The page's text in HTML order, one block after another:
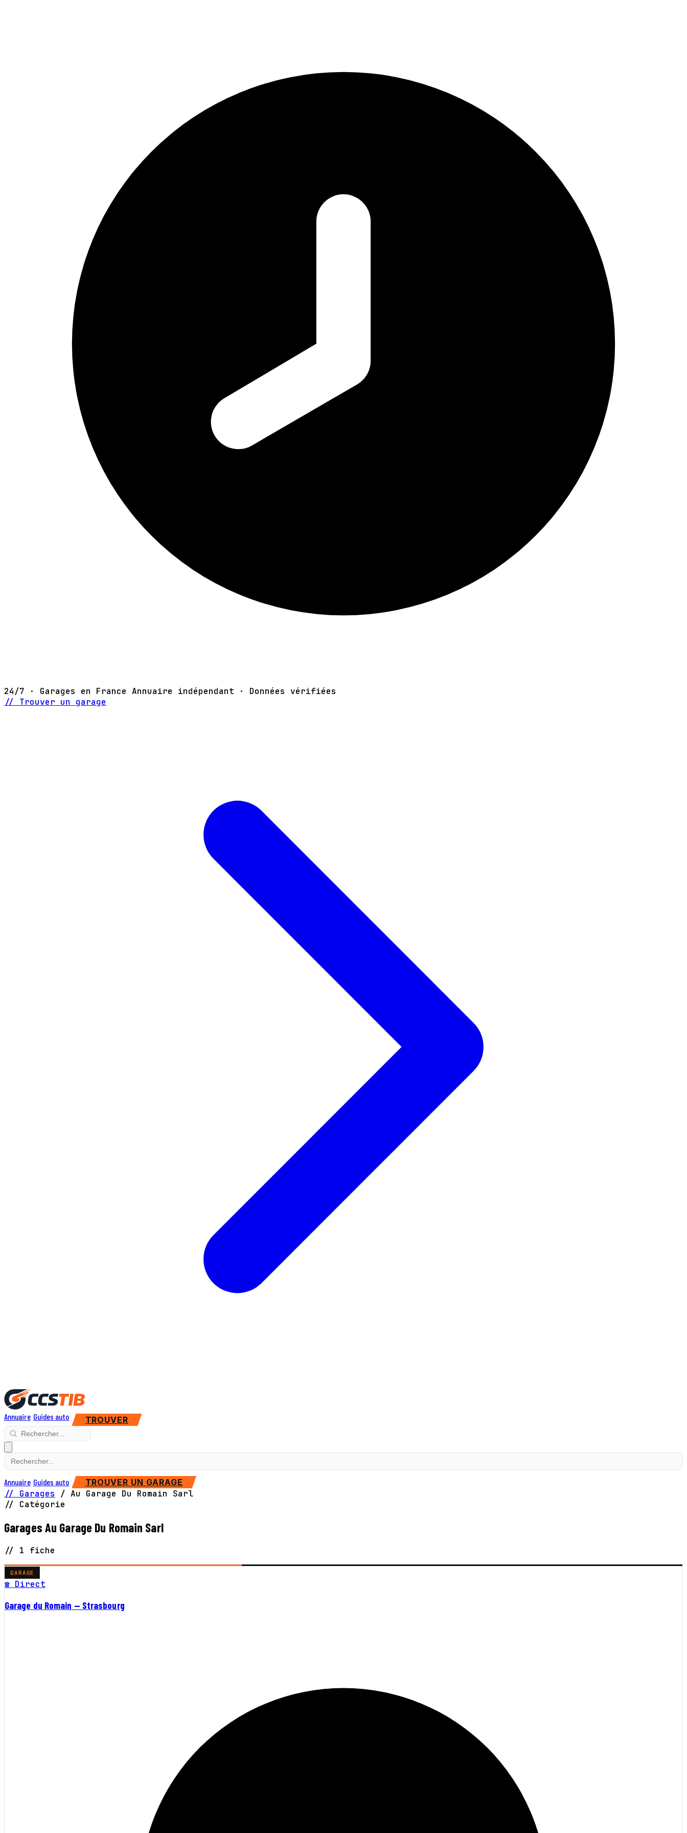
24/7 · Garages en France Annuaire indépendant · Données vérifiées
// Trouver un garage
Annuaire Guides auto TROUVER
Annuaire Guides auto TROUVER UN GARAGE
// Garages / Au Garage Du Romain Sarl
// Catégorie
Garages Au Garage Du Romain Sarl
// 1 fiche
GARAGE
☎ Direct
Garage du Romain — Strasbourg